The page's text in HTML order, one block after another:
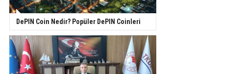
DePIN Coin Nedir? Popüler DePIN Coinleri